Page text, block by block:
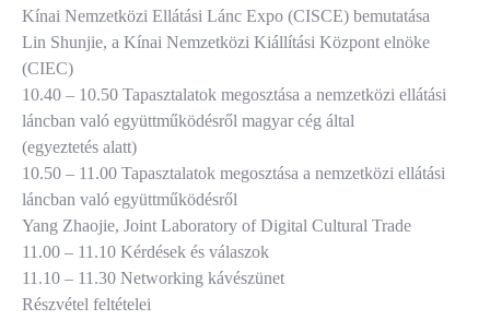
Kínai Nemzetközi Ellátási Lánc Expo (CISCE) bemutatása
Lin Shunjie, a Kínai Nemzetközi Kiállítási Központ elnöke
(CIEC)
10.40 – 10.50 Tapasztalatok megosztása a nemzetközi ellátási
láncban való együttműködésről magyar cég által
(egyeztetés alatt)
10.50 – 11.00 Tapasztalatok megosztása a nemzetközi ellátási
láncban való együttműködésről
Yang Zhaojie, Joint Laboratory of Digital Cultural Trade
11.00 – 11.10 Kérdések és válaszok
11.10 – 11.30 Networking kávészünet
Részvétel feltételei